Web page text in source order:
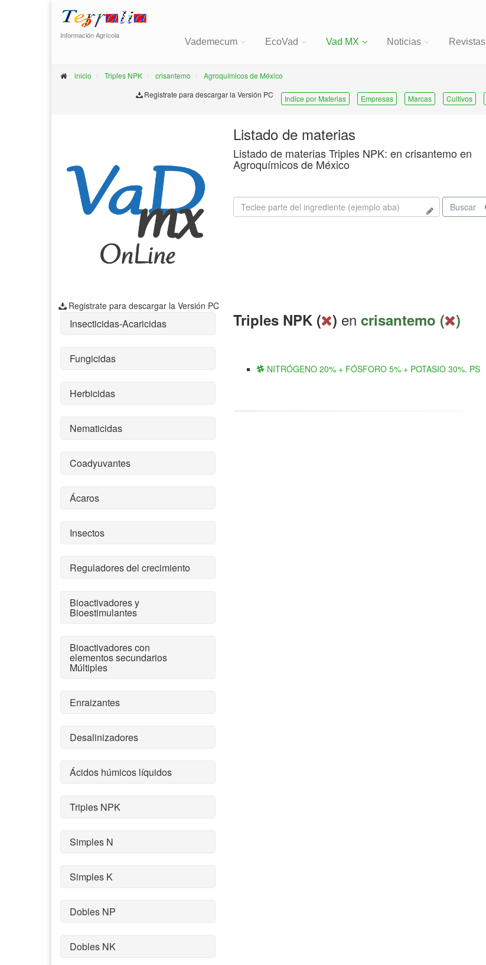
Información Agrícola
Vademecum EcoVad Vad MX Noticias Revistas
inicio Triples NPK crisantemo
Agroquímicos de México
Registrate para descargar la Versión PC
Indice por Materias Empresas Marcas Cultivos
Registrate para descargar la Versión PC
Listado de materias
Listado de materias Triples NPK: en crisantemo en
Agroquímicos de México
Buscar
Insecticidas-Acaricidas
Fungicidas
Herbicidas
Nematicidas
Coadyuvantes
Ácaros
Insectos
Reguladores del crecimiento
Bioactivadores y
Bioestimulantes
Bioactivadores con
elementos secundarios
Múltiples
Enraizantes
Desalinizadores
Ácidos húmicos líquidos
Triples NPK
Simples N
Simples K
Dobles NP
Dobles NK
Triples NPK ( ) en crisantemo ( )
NITRÓGENO 20% + FÓSFORO 5% + POTASIO 30%. PS